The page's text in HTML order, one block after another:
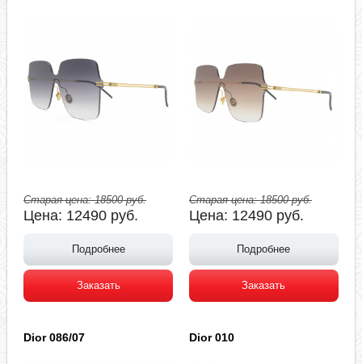
Старая цена:18500руб.
Цена: 12490 руб.
Подробнее
Заказать
Старая цена:18500руб.
Цена: 12490 руб.
Подробнее
Заказать
Dior 086/07 Dior 010